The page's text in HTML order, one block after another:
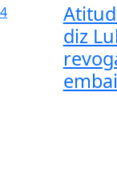
4
diz